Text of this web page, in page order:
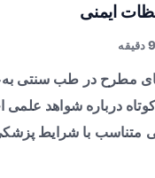
ایمنی
مطرح در طب سنتی
درباره شواهد علمی
متناسب با شرایط